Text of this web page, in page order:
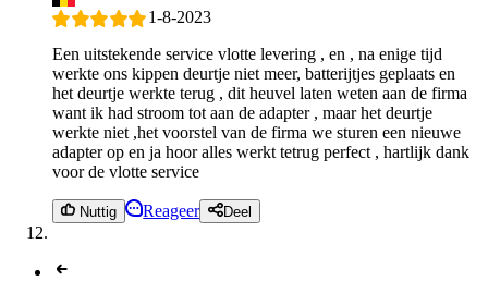
1-8-2023
Een uitstekende service vlotte levering , en , na enige tijd
werkte ons kippen deurtje niet meer, batterijtjes geplaats en
het deurtje werkte terug , dit heuvel laten weten aan de firma
want ik had stroom tot aan de adapter , maar het deurtje
werkte niet ,het voorstel van de firma we sturen een nieuwe
adapter op en ja hoor alles werkt tetrug perfect , hartlijk dank
voor de vlotte service
Nuttig Reageer Deel